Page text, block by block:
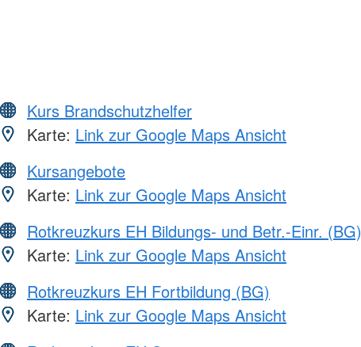
Kurs Brandschutzhelfer
Karte: Link zur Google Maps Ansicht
Kursangebote
Karte: Link zur Google Maps Ansicht
Rotkreuzkurs EH Bildungs- und Betr.-Einr. (BG)
Karte: Link zur Google Maps Ansicht
Rotkreuzkurs EH Fortbildung (BG)
Karte: Link zur Google Maps Ansicht